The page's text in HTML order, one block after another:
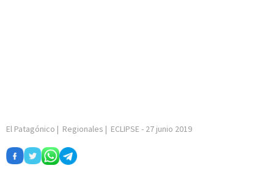
El Patagónico | Regionales | ECLIPSE- 27 junio 2019